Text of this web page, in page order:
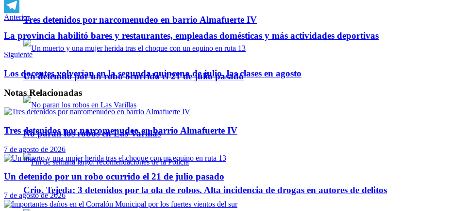
Tres detenidos por narcomenudeo en barrio Almafuerte IV
Un detenido por un robo ocurrido el 21 de julio pasado
No paran los robos en Las Varillas
Crio. Tejeda: 3 detenidos por la ola de robos. Alta incidencia de drogas en autores de delitos
WhatsApp
Telegram
Anterior
La provincia habilitó bares y restaurantes, empleadas domésticas y más actividades deportivas
Siguiente
Los docentes volverían en la segunda quincena de julio, las clases en agosto
NotasRelacionadas
Tres detenidos por narcomenudeo en barrio Almafuerte IV
7 de agosto de 2026
Un detenido por un robo ocurrido el 21 de julio pasado
7 de agosto de 2026